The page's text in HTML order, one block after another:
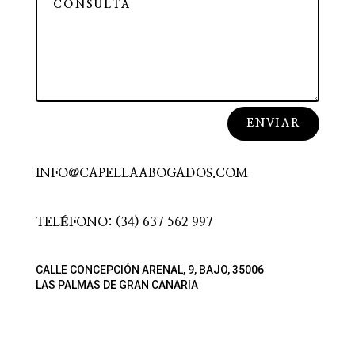
ENVIAR
INFO@CAPELLAABOGADOS.COM
TELÉFONO: (34) 637 562 997
CALLE CONCEPCIÓN ARENAL, 9, BAJO, 35006
LAS PALMAS DE GRAN CANARIA